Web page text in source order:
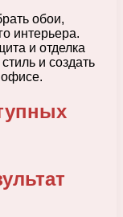
обои,
интерьера.
и отделка
и создать